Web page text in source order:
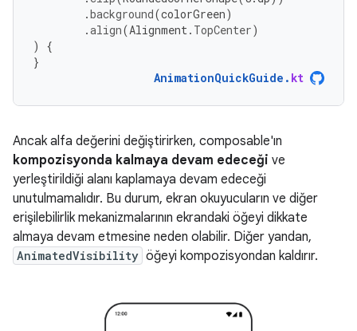
.background(colorGreen)
.align(Alignment. TopCenter)
)
{
}
AnimationQuickGuide . kt
Ancak alfa değerini değiştirirken, composable'ın
kompozisyonda kalmaya devam edeceği ve
yerleştirildiği alanı kaplamaya devam edeceği
unutulmamalıdır. Bu durum, ekran okuyucuların ve diğer
erişilebilirlik mekanizmalarının ekrandaki öğeyi dikkate
almaya devam etmesine neden olabilir. Diğer yandan,
AnimatedVisibility öğeyi kompozisyondan kaldırır.